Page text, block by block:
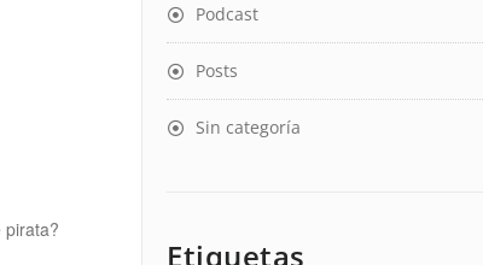
pirata?
Podcast
Posts
Sin categoría
Etiquetas